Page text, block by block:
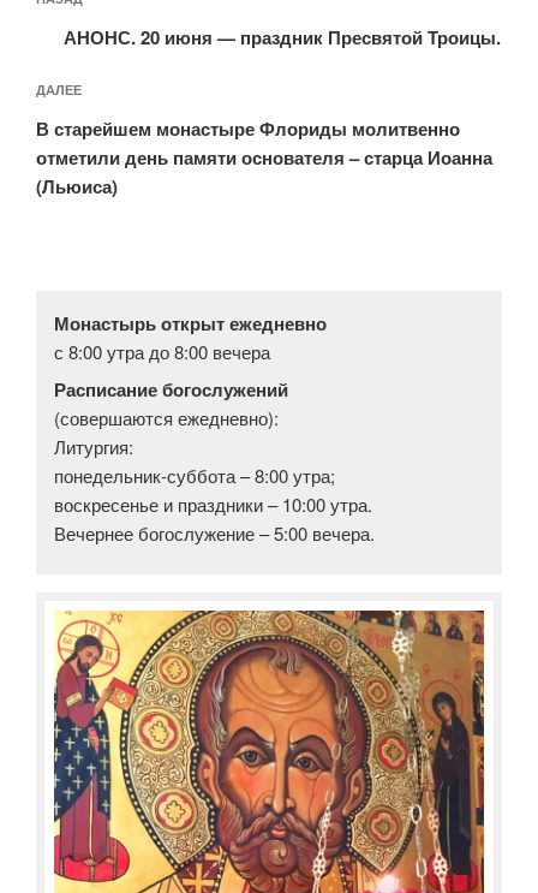
по
записям
запись:
АНОНС. 20 июня — праздник Пресвятой Троицы.
Следующая
запись
ДАЛЕЕ
В старейшем монастыре Флориды молитвенно
отметили день памяти основателя – старца Иоанна
(Льюиса)
Монастырь открыт ежедневно
с 8:00 утра до 8:00 вечера
Расписание богослужений
(совершаются ежедневно):
Литургия:
понедельник-суббота – 8:00 утра;
воскресенье и праздники – 10:00 утра.
Вечернее богослужение – 5:00 вечера.